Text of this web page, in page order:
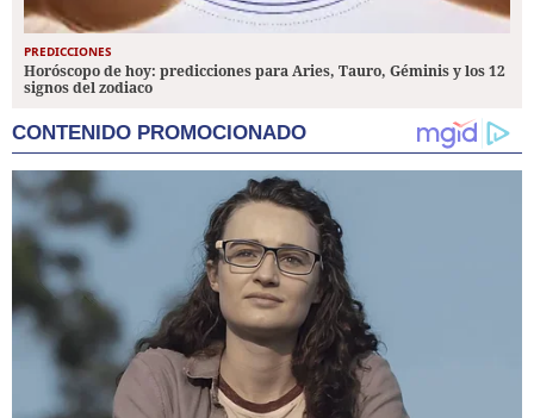
PREDICCIONES
Horóscopo de hoy: predicciones para Aries, Tauro, Géminis y los 12
signos del zodiaco
CONTENIDO PROMOCIONADO